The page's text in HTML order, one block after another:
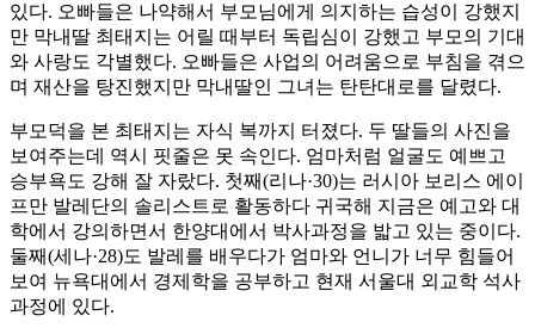
있다. 오빠들은 나약해서 부모님에게 의지하는 습성이 강했지
만 막내딸 최태지는 어릴 때부터 독립심이 강했고 부모의 기대
와 사랑도 각별했다. 오빠들은 사업의 어려움으로 부침을 겪으
며 재산을 탕진했지만 막내딸인 그녀는 탄탄대로를 달렸다.
부모덕을 본 최태지는 자식 복까지 터졌다. 두 딸들의 사진을
보여주는데 역시 핏줄은 못 속인다. 엄마처럼 얼굴도 예쁘고
승부욕도 강해 잘 자랐다. 첫째(리나·30)는 러시아 보리스 에이
프만 발레단의 솔리스트로 활동하다 귀국해 지금은 예고와 대
학에서 강의하면서 한양대에서 박사과정을 밟고 있는 중이다.
둘째(세나·28)도 발레를 배우다가 엄마와 언니가 너무 힘들어
보여 뉴욕대에서 경제학을 공부하고 현재 서울대 외교학 석사
과정에 있다.